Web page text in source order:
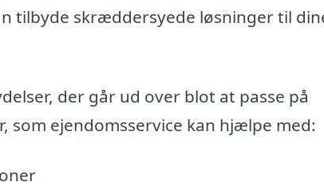
tilbyde skræddersyede løsninger til
der går ud over blot at passe på
som ejendomsservice kan hjælpe med: